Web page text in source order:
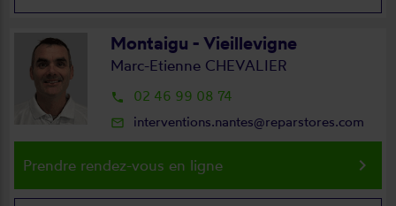
Montaigu - Vieillevigne
Marc-Etienne CHEVALIER
local_phone 02 46 99 08 74
mail_outline interventions.nantes@reparstores.com
Prendre rendez-vous en ligne keyboard_arrow_right